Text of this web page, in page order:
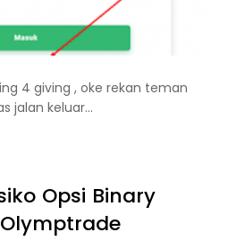
4 giving , oke rekan teman
jalan keluar...
Opsi Binary